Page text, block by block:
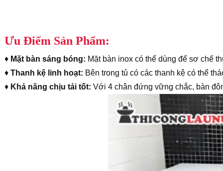
Ưu Điểm Sản Phẩm:
♦ Mặt bàn sáng bóng: Mặt bàn inox có thể dùng để sơ chế
♦ Thanh kệ linh hoạt: Bên trong tủ có các thanh kệ có thể
♦ Khả năng chịu tải tốt: Với 4 chân đứng vững chắc, bàn